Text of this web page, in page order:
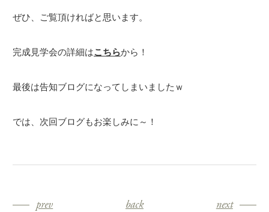
ぜひ、ご覧頂ければと思います。
完成見学会の詳細はこちらから！
最後は告知ブログになってしまいましたｗ
では、次回ブログもお楽しみに～！
prev back next